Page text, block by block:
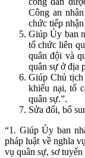
Công an
chức tiếp
Giúp Ủy ban
tổ chức liên
quân đội và
quân sự ở địa
Giúp Chủ tịch
khiếu nại, tố
quân sự.”.
Sửa đổi, bổ
“1. Giúp Ủy ban
pháp luật về nghĩa
vụ quân sự, sơ